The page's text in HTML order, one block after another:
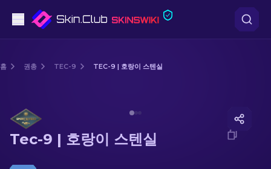
돌격소총
저격소총
홈 권총 TEC-9 TEC-9 | 호랑이 스텐실
Tec-9 | 호랑이 스텐실